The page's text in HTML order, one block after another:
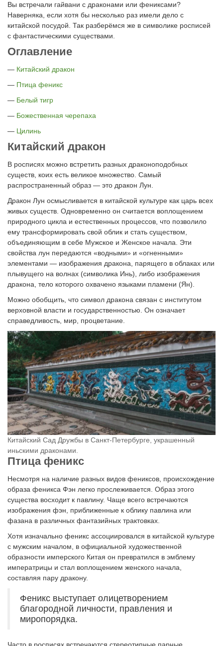
Вы встречали гайвани с драконами или фениксами?
Наверняка, если хотя бы несколько раз имели дело с
китайской посудой. Так разберёмся же в символике росписей
с фантастическими существами.
Оглавление
— Китайский дракон
— Птица феникс
— Белый тигр
— Божественная черепаха
— Цилинь
Китайский дракон
В росписях можно встретить разных драконоподобных
существ, коих есть великое множество. Самый
распространенный образ — это дракон Лун.
Дракон Лун осмысливается в китайской культуре как царь всех
живых существ. Одновременно он считается воплощением
природного цикла и естественных процессов, что позволило
ему трансформировать свой облик и стать существом,
объединяющим в себе Мужское и Женское начала. Эти
свойства лун передаются «водными» и «огненными»
элементами — изображения дракона, парящего в облаках или
плывущего на волнах (символика Инь), либо изображения
дракона, тело которого охвачено языками пламени (Ян).
Можно обобщить, что символ дракона связан с институтом
верховной власти и государственностью. Он означает
справедливость, мир, процветание.
Китайский Сад Дружбы в Санкт-Петербурге, украшенный
иньскими драконами.
Птица феникс
Несмотря на наличие разных видов фениксов, происхождение
образа феникса Фэн легко прослеживается. Образ этого
существа восходит к павлину. Чаще всего встречаются
изображения фэн, приближенные к облику павлина или
фазана в различных фантазийных трактовках.
Хотя изначально феникс ассоциировался в китайской культуре
с мужским началом, в официальной художественной
образности имперского Китая он превратился в эмблему
императрицы и стал воплощением женского начала,
составляя пару дракону.
Феникс выступает олицетворением
благородной личности, правления и
миропорядка.